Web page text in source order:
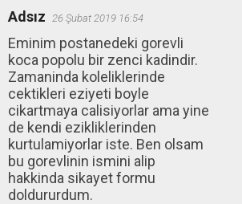
Adsız 26 Şubat 2019 16:54
Eminim postanedeki gorevli
koca popolu bir zenci kadindir.
Zamaninda koleliklerinde
cektikleri eziyeti boyle
cikartmaya calisiyorlar ama yine
de kendi ezikliklerinden
kurtulamiyorlar iste. Ben olsam
bu gorevlinin ismini alip
hakkinda sikayet formu
doldururdum.